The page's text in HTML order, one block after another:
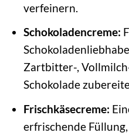
verfeinern.
Schokoladencreme:
Zartbitter-,
Schokolade
Frischkäsecreme:
erfrischende